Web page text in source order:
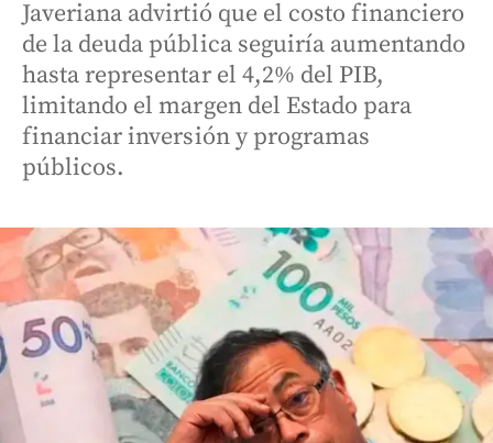
Javeriana advirtió que el costo financiero
de la deuda pública seguiría aumentando
hasta representar el 4,2% del PIB,
limitando el margen del Estado para
financiar inversión y programas
públicos.